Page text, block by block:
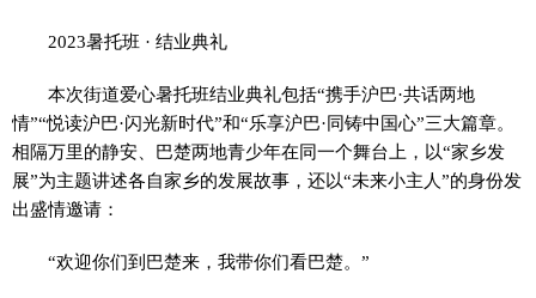
2023暑托班 · 结业典礼
本次街道爱心暑托班结业典礼包括“携手沪巴·共话两地
情”“悦读沪巴·闪光新时代”和“乐享沪巴·同铸中国心”三大篇章。
相隔万里的静安、巴楚两地青少年在同一个舞台上，以“家乡发
展”为主题讲述各自家乡的发展故事，还以“未来小主人”的身份发
出盛情邀请：
“欢迎你们到巴楚来，我带你们看巴楚。”